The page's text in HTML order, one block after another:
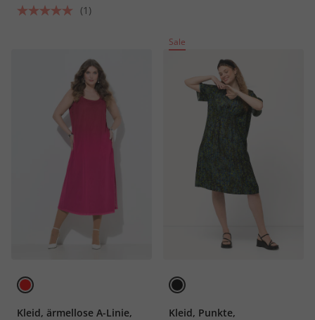
(1)
Kleid, ärmellose A-Linie,
Sale
Kleid, Punkte,